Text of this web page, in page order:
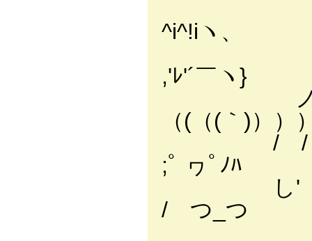
^i^!iヽ、
,'ﾚ'´￣ヽ}
（(（(｀)））
/
;ﾟ ヮﾟﾉﾊ
/ つ_つ